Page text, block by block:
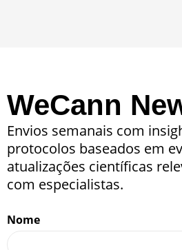
WeCann
Envios semanais com
protocolos baseados em
atualizações científicas
com especialistas.
Nome